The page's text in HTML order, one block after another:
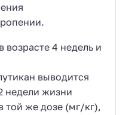
4 недель и
выводится
недели жизни
той же дозе (мг/кг),